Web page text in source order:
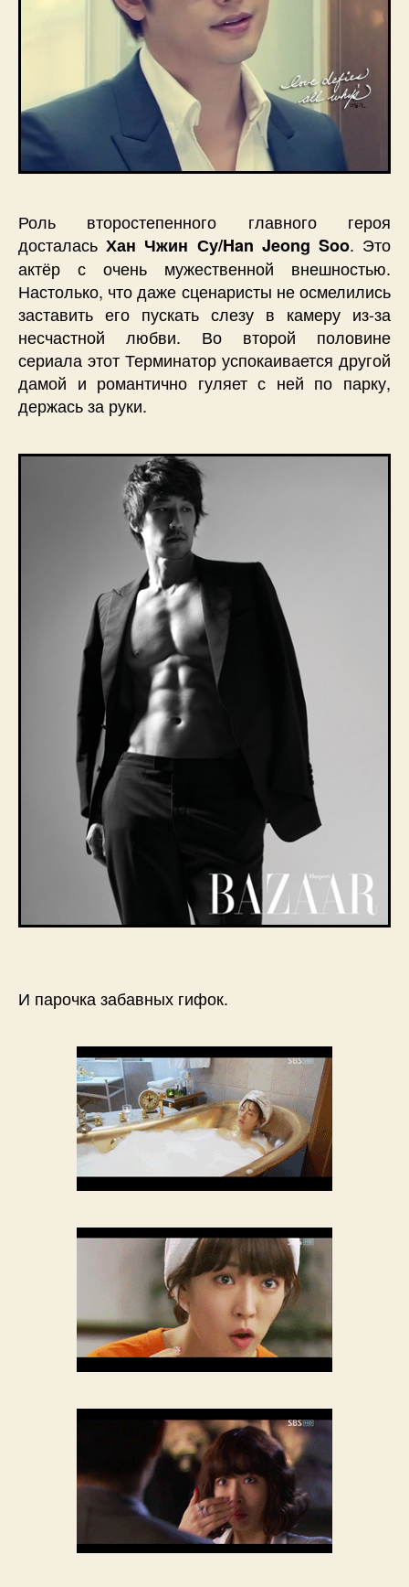
Роль второстепенного главного героя
досталасьХан Чжин Су/Han Jeong Soo. Это
актёр с очень мужественной внешностью.
Настолько, что даже сценаристы не осмелились
заставить его пускать слезу в камеру из-за
несчастной любви. Во второй половине
сериала этот Терминатор успокаивается другой
дамой и романтично гуляет с ней по парку,
держась за руки.
И парочка забавных гифок.